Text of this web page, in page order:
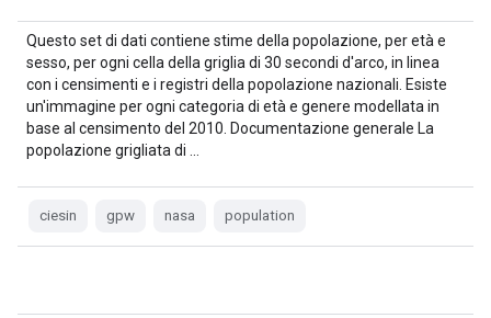
Questo set di dati contiene stime della popolazione, per età e
sesso, per ogni cella della griglia di 30 secondi d'arco, in linea
con i censimenti e i registri della popolazione nazionali. Esiste
un'immagine per ogni categoria di età e genere modellata in
base al censimento del 2010. Documentazione generale La
popolazione grigliata di …
ciesin gpw nasa population